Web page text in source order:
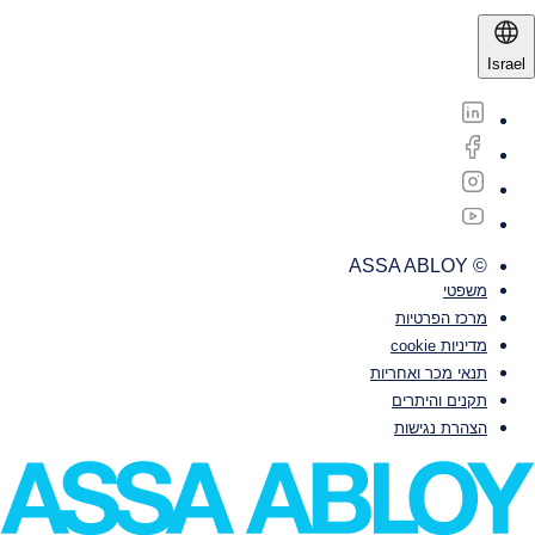
Israel
© ASSA ABLOY
משפטי‎‎
מרכז הפרטיות
מדיניות cookie
תנאי מכר ואחריות
תקנים והיתרים
הצהרת נגישות